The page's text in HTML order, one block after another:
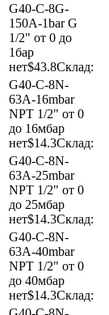
G40-C-8G-
150A-1barG
1/2" от 0 до
1бар
нет$43.8Склад:
G40-C-8N-
63A-16mbar
NPT 1/2" от 0
до 16мбар
нет$14.3Склад:
G40-C-8N-
63A-25mbar
NPT 1/2" от 0
до 25мбар
нет$14.3Склад:
G40-C-8N-
63A-40mbar
NPT 1/2" от 0
до 40мбар
нет$14.3Склад: